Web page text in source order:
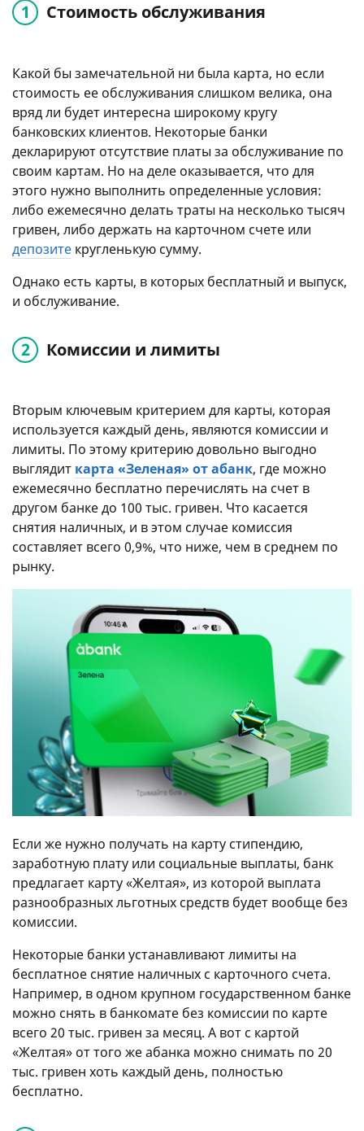
Стоимость обслуживания
Какой бы замечательной ни была карта, но если
стоимость ее обслуживания слишком велика, она
вряд ли будет интересна широкому кругу
банковских клиентов. Некоторые банки
декларируют отсутствие платы за обслуживание по
своим картам. Но на деле оказывается, что для
этого нужно выполнить определенные условия:
либо ежемесячно делать траты на несколько тысяч
гривен, либо держать на карточном счете или
депозите кругленькую сумму.
Однако есть карты, в которых бесплатный и выпуск,
и обслуживание.
Комиссии и лимиты
Вторым ключевым критерием для карты, которая
используется каждый день, являются комиссии и
лимиты. По этому критерию довольно выгодно
выглядит карта «Зеленая» от абанк, где можно
ежемесячно бесплатно перечислять на счет в
другом банке до 100 тыс. гривен. Что касается
снятия наличных, и в этом случае комиссия
составляет всего 0,9%, что ниже, чем в среднем по
рынку.
Если же нужно получать на карту стипендию,
заработную плату или социальные выплаты, банк
предлагает карту «Желтая», из которой выплата
разнообразных льготных средств будет вообще без
комиссии.
Некоторые банки устанавливают лимиты на
бесплатное снятие наличных с карточного счета.
Например, в одном крупном государственном банке
можно снять в банкомате без комиссии по карте
всего 20 тыс. гривен за месяц. А вот с картой
«Желтая» от того же абанка можно снимать по 20
тыс. гривен хоть каждый день, полностью
бесплатно.